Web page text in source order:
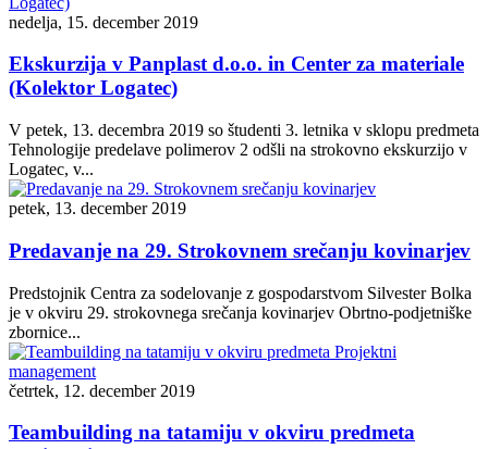
nedelja, 15. december 2019
Ekskurzija v Panplast d.o.o. in Center za materiale
(Kolektor Logatec)
V petek, 13. decembra 2019 so študenti 3. letnika v sklopu predmeta
Tehnologije predelave polimerov 2 odšli na strokovno ekskurzijo v
Logatec, v...
petek, 13. december 2019
Predavanje na 29. Strokovnem srečanju kovinarjev
Predstojnik Centra za sodelovanje z gospodarstvom Silvester Bolka
je v okviru 29. strokovnega srečanja kovinarjev Obrtno-podjetniške
zbornice...
četrtek, 12. december 2019
Teambuilding na tatamiju v okviru predmeta